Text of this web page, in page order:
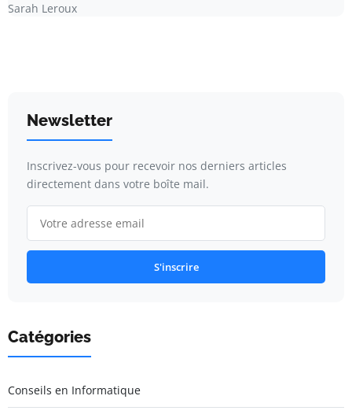
Sarah Leroux
Newsletter
Inscrivez-vous pour recevoir nos derniers articles
directement dans votre boîte mail.
S'inscrire
Catégories
Conseils en Informatique